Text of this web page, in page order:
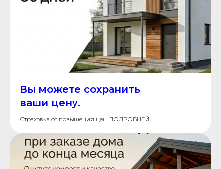
Вы можете сохранить
ваши цену.
Страховка от повышения цен. ПОДРОБНЕЙ,